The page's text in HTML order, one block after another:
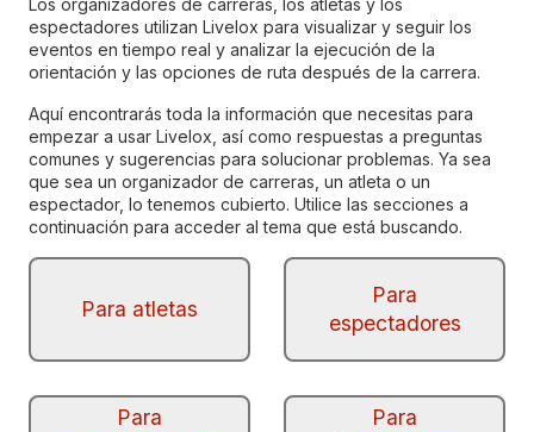
Los organizadores de carreras, los atletas y los
espectadores utilizan Livelox para visualizar y seguir los
eventos en tiempo real y analizar la ejecución de la
orientación y las opciones de ruta después de la carrera.
Aquí encontrarás toda la información que necesitas para
empezar a usar Livelox, así como respuestas a preguntas
comunes y sugerencias para solucionar problemas. Ya sea
que sea un organizador de carreras, un atleta o un
espectador, lo tenemos cubierto. Utilice las secciones a
continuación para acceder al tema que está buscando.
Para atletas
Para
espectadores
Para
Para